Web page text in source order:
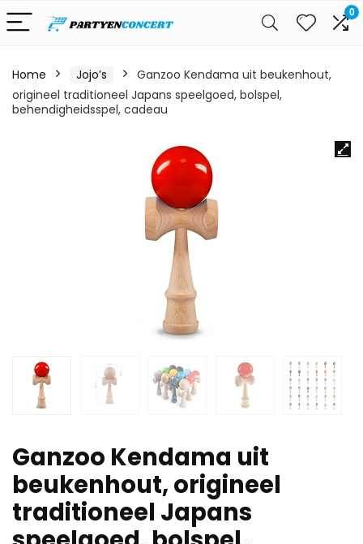
0
Home Jojo’s
Ganzoo Kendama uit beukenhout,
origineel traditioneel Japans speelgoed, bolspel,
behendigheidsspel, cadeau
Ganzoo Kendama uit
beukenhout, origineel
traditioneel Japans